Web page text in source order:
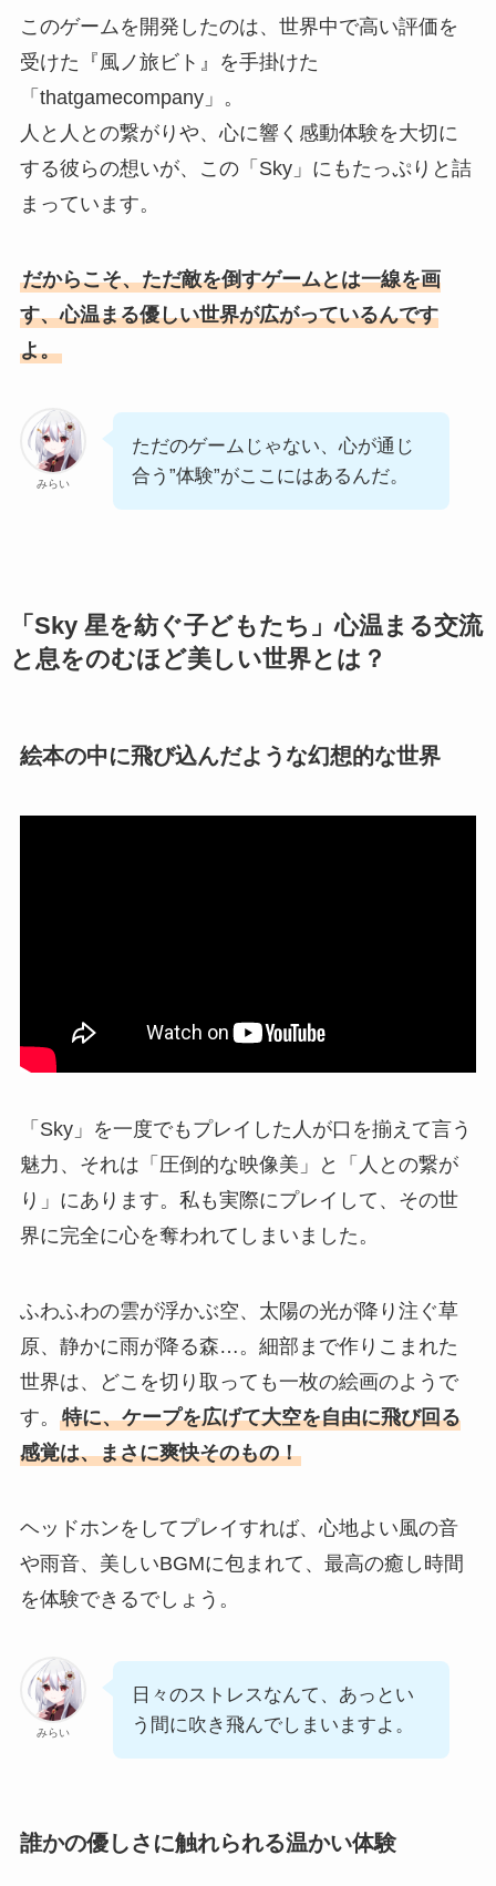
このゲームを開発したのは、世界中で高い評価を
受けた『風ノ旅ビト』を手掛けた
「thatgamecompany」。
人と人との繋がりや、心に響く感動体験を大切に
する彼らの想いが、この「Sky」にもたっぷりと詰
まっています。
だからこそ、ただ敵を倒すゲームとは一線を画
す、心温まる優しい世界が広がっているんです
よ。
みらい
ただのゲームじゃない、心が通じ
合う”体験”がここにはあるんだ。
「Sky 星を紡ぐ子どもたち」心温まる交流
と息をのむほど美しい世界とは？
絵本の中に飛び込んだような幻想的な世界
「Sky」を一度でもプレイした人が口を揃えて言う
魅力、それは「圧倒的な映像美」と「人との繋が
り」にあります。私も実際にプレイして、その世
界に完全に心を奪われてしまいました。
ふわふわの雲が浮かぶ空、太陽の光が降り注ぐ草
原、静かに雨が降る森…。細部まで作りこまれた
世界は、どこを切り取っても一枚の絵画のようで
す。 特に、ケープを広げて大空を自由に飛び回る
感覚は、まさに爽快そのもの！
ヘッドホンをしてプレイすれば、心地よい風の音
や雨音、美しいBGMに包まれて、最高の癒し時間
を体験できるでしょう。
みらい
日々のストレスなんて、あっとい
う間に吹き飛んでしまいますよ。
誰かの優しさに触れられる温かい体験